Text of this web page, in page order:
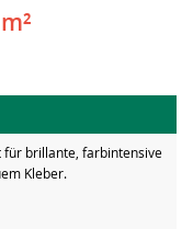
für brillante, farbintensive
Kleber.